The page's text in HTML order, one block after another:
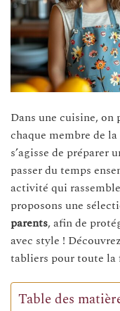
Dans une cuisine,
chaque membre de
s’agisse de préparer
passer du temps
activité qui
proposons une
parents, afin de
avec style !
tabliers pour toute la
Table des